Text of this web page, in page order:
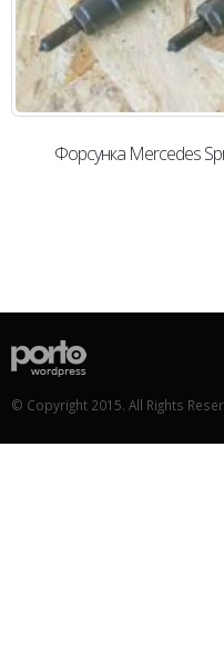
Форсунка Mercedes
© Copyright 2015. All Rights